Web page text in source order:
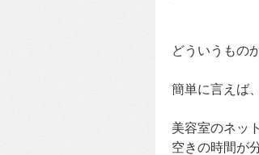
どういうもの
簡単に言えば
美容室のネッ
空きの時間が